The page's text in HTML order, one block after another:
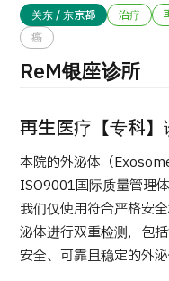
国际 第二医疗意见（湘南
治療 治療
2026.01.12
关东 / 东京都 治疗
癌
ReM银座诊所
再生医疗【专科
本院的外泌体（
ISO9001国际质量管理
我们仅使用符合严格安
泌体进行双重检测，包
安全、可靠且稳定的外泌